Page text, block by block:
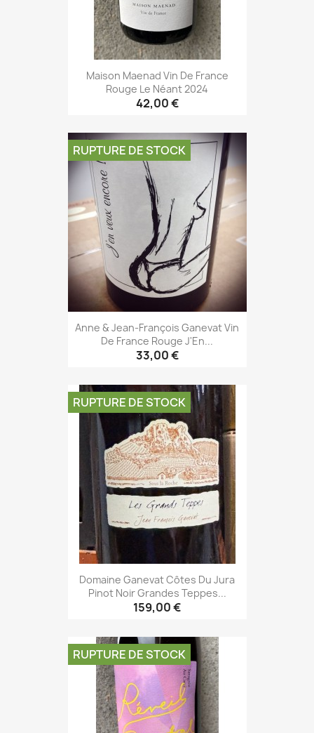
Maison Maenad Vin De France
Rouge Le Néant 2024
42,00 €
Anne & Jean-François Ganevat Vin
De France Rouge J'En...
33,00 €
RUPTURE DE STOCK
Domaine Ganevat Côtes Du Jura
Pinot Noir Grandes Teppes...
159,00 €
RUPTURE DE STOCK
RUPTURE DE STOCK